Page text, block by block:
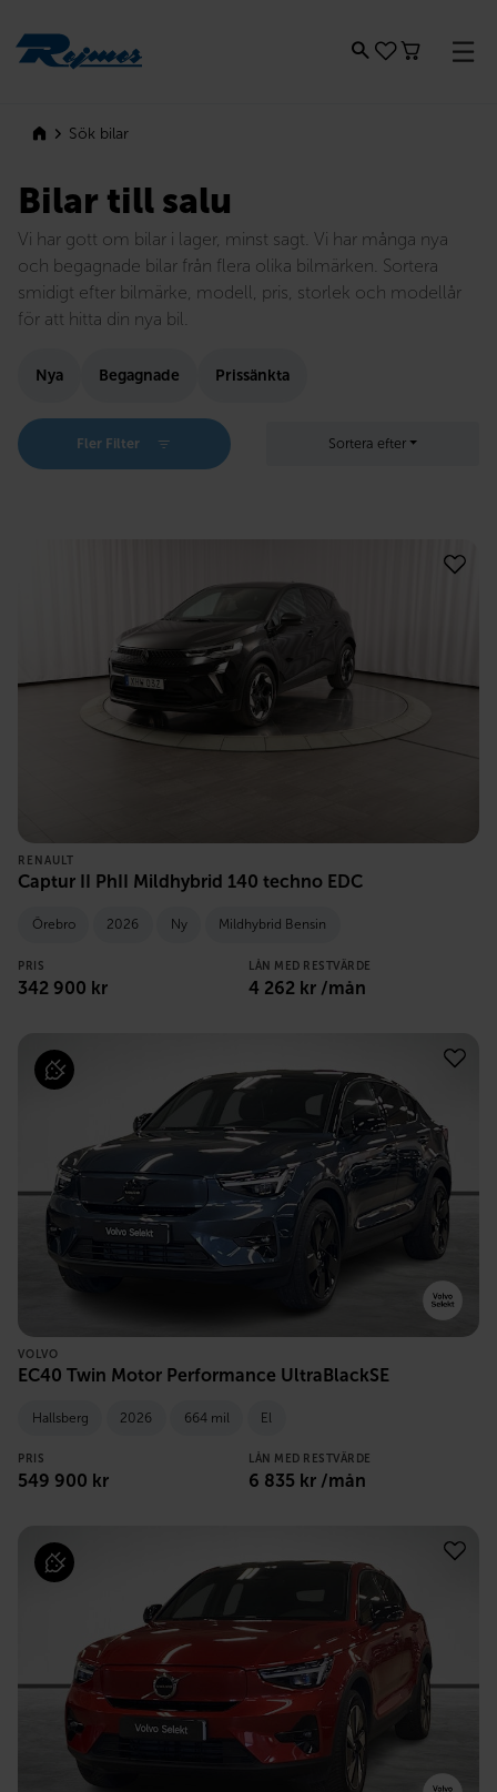
Sök bilar
Bilar till salu
Vi har gott om bilar i lager, minst sagt. Vi har många nya
och begagnade bilar från flera olika bilmärken. Sortera
smidigt efter bilmärke, modell, pris, storlek och modellår
för att hitta din nya bil.
Nya Begagnade Prissänkta
Fler Filter Sortera efter
RENAULT
Captur II PhII Mildhybrid 140 techno EDC
Örebro 2026 Ny Mildhybrid Bensin
PRIS
342 900 kr
LÅN MED RESTVÄRDE
4 262 kr /mån
VOLVO
EC40 Twin Motor Performance UltraBlackSE
Hallsberg 2026 664 mil El
PRIS
549 900 kr
LÅN MED RESTVÄRDE
6 835 kr /mån